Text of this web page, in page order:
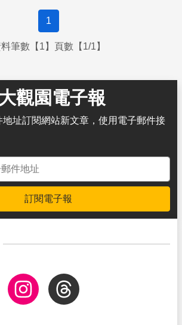
1
筆數【1】頁數【1/1】
觀園電子報
址訂閱網站新文章，使用電子郵件接
訂閱電子報
InstagramThreads